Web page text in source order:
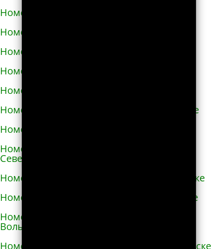
Номера телефонов такси в Надворной
Номера телефонов такси в Нежине
Номера телефонов такси в Немирове
Номера телефонов такси в Нетешине
Номера телефонов такси в Никополе
Номера телефонов такси в Новой Каховке
Номера телефонов такси в Новой Одессе
Номера телефонов такси в Новгороде-
Северском
Номера телефонов такси в Новоалексеевке
Номера телефонов такси в Нововолынске
Номера телефонов такси в Новограде-
Волынском
Номера телефонов такси в Новоднестровске